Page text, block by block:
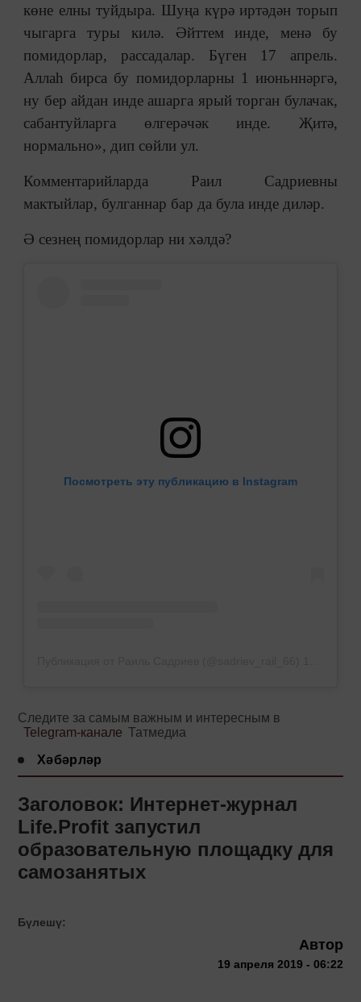
көне елны туйдыра. Шуңа күрә иртәдән торып
чыгарга туры килә. Әйттем инде, менә бу
помидорлар, рассадалар. Бүген 17 апрель.
Аллаһ бирса бу помидорларны 1 июньннәргә,
ну бер айдан инде ашарга ярый торган булачак,
сабантуйларга өлгерәчәк инде. Җитә,
нормально», дип сөйли ул.
Комментарийларда Раил Садриевны
мактыйлар, булганнар бар да була инде диләр.
Ә сезнең помидорлар ни хәлдә?
Посмотреть эту публикацию в Instagram
Следите за самым важным и интересным в
Telegram-канале Татмедиа
Хәбәрләр
Заголовок: Интернет-журнал
Life.Profit запустил
образовательную площадку для
самозанятых
Бүлешү:
Автор
19 апреля 2019 - 06:22